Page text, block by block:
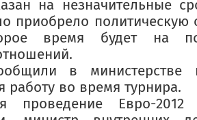
на незначительные
приобрело политическую
время будет на
в министерстве
работу во время турнира.
проведение Евро-